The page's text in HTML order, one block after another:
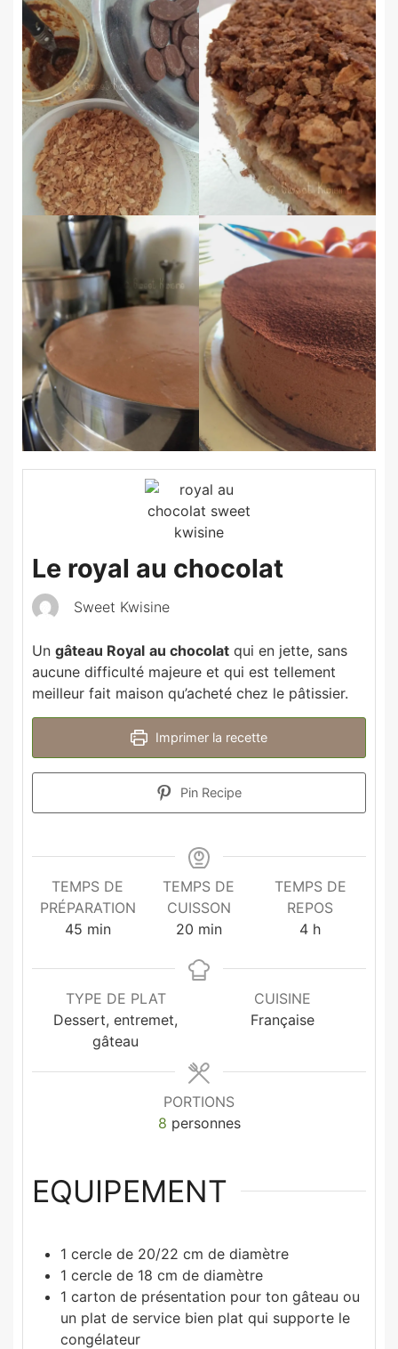
Le royal au chocolat
Sweet Kwisine
Un gâteau Royal au chocolat qui en jette, sans
aucune difficulté majeure et qui est tellement
meilleur fait maison qu’acheté chez le pâtissier.
Imprimer la recette
Pin Recipe
TEMPS DE
PRÉPARATION
45 min
TEMPS DE
CUISSON
20 min
TEMPS DE
REPOS
4 h
TYPE DE PLAT
Dessert, entremet,
gâteau
CUISINE
Française
PORTIONS
8 personnes
EQUIPEMENT
1 cercle de 20/22 cm de diamètre
1 cercle de 18 cm de diamètre
1 carton de présentation pour ton gâteau ou
un plat de service bien plat qui supporte le
congélateur